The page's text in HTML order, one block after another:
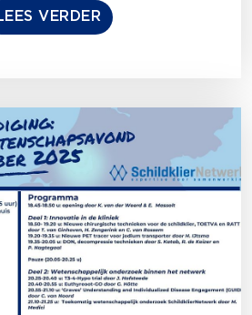
VERDER